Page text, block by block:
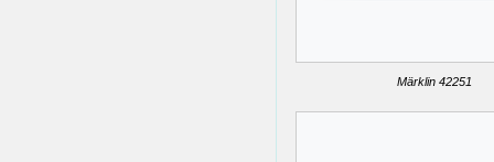
Märklin 42251